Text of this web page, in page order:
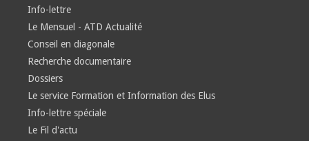
Info-lettre
Le Mensuel - ATD Actualité
Conseil en diagonale
Recherche documentaire
Dossiers
Le service Formation et Information des Elus
Info-lettre spéciale
Le Fil d'actu